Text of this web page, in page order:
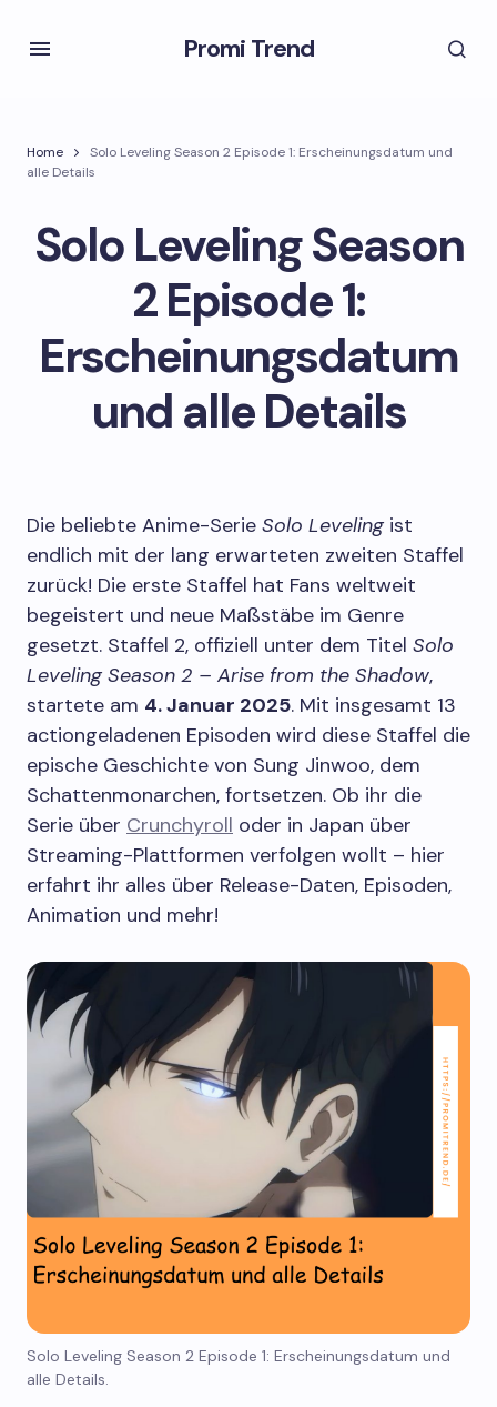
Promi Trend
Home
Solo Leveling Season 2 Episode 1: Erscheinungsdatum und
alle Details
Solo Leveling Season
2 Episode 1:
Erscheinungsdatum
und alle Details
Die beliebte Anime-Serie Solo Levelingist
endlich mit der lang erwarteten zweiten Staffel
zurück! Die erste Staffel hat Fans weltweit
begeistert und neue Maßstäbe im Genre
gesetzt. Staffel 2, offiziell unter dem Titel Solo
Leveling Season 2 – Arise from the Shadow,
startete am 4. Januar 2025. Mit insgesamt 13
actiongeladenen Episoden wird diese Staffel die
epische Geschichte von Sung Jinwoo, dem
Schattenmonarchen, fortsetzen. Ob ihr die
Serie über Crunchyroll oder in Japan über
Streaming-Plattformen verfolgen wollt – hier
erfahrt ihr alles über Release-Daten, Episoden,
Animation und mehr!
Solo Leveling Season 2 Episode 1: Erscheinungsdatum und
alle Details.